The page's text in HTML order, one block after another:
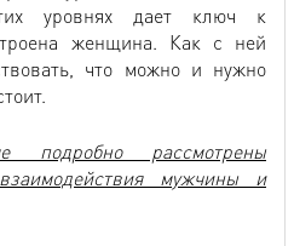
уровнях дает ключ к
женщина. Как с ней
что можно и нужно
подробно рассмотрены
мужчины и